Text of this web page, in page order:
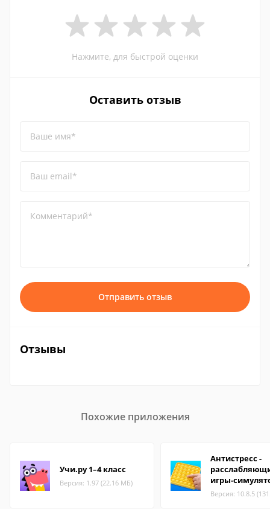
Нажмите, для быстрой оценки
Оставить отзыв
Ваше имя*
Ваш email*
Комментарий*
Отправить отзыв
Отзывы
Похожие приложения
Учи.ру 1–4 класс
Версия: 1.97 (22.16 МБ)
Антистресс -
игры-
Версия: 10.8.5